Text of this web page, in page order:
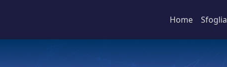
Home Sfoglia